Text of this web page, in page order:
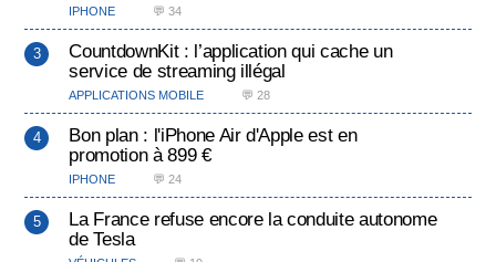
IPHONE 💬 34
CountdownKit : l’application qui cache un
service de streaming illégal
APPLICATIONS MOBILE 💬 28
Bon plan : l'iPhone Air d'Apple est en
promotion à 899 €
IPHONE 💬 24
La France refuse encore la conduite autonome
de Tesla